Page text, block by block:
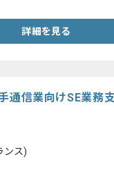
詳細を見る
通信業向けSE業務
ンス)